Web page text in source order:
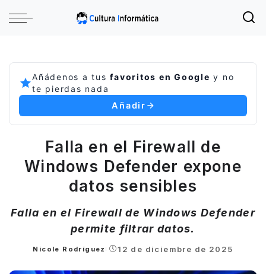
Añádenos a tusfavoritos en Google y no
te pierdas nada
Añadir
Falla en el Firewall de
Windows Defender expone
datos sensibles
Falla en el Firewall de Windows Defender
permite filtrar datos.
Posted
Nicole Rodríguez 12 de diciembre de 2025